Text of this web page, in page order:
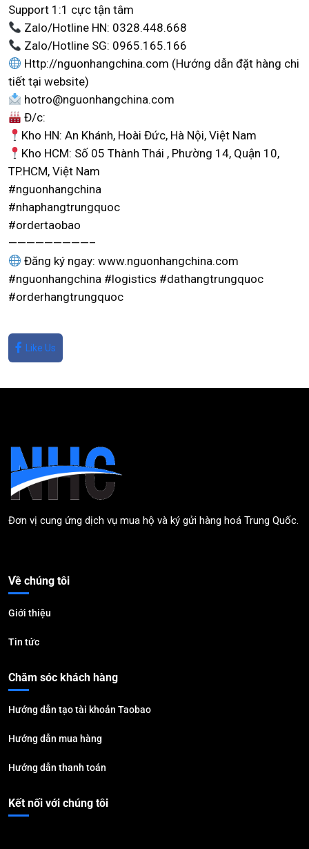
Support 1:1 cực tận tâm
Zalo/Hotline HN: 0328.448.668
Zalo/Hotline SG: 0965.165.166
Http://nguonhangchina.com (Hướng dẫn đặt hàng chi
tiết tại website)
hotro@nguonhangchina.com
Đ/c:
Kho HN: An Khánh, Hoài Đức, Hà Nội, Việt Nam
Kho HCM: Số 05 Thành Thái , Phường 14, Quận 10,
TP.HCM, Việt Nam
#nguonhangchina
#nhaphangtrungquoc
#ordertaobao
—————————–
Đăng ký ngay: www.nguonhangchina.com
#nguonhangchina #logistics #dathangtrungquoc
#orderhangtrungquoc
Like Us
Đơn vị cung ứng dịch vụ mua hộ và ký gửi hàng hoá Trung Quốc.
Về chúng tôi
Giới thiệu
Tin tức
Chăm sóc khách hàng
Hướng dẫn tạo tài khoản Taobao
Hướng dẫn mua hàng
Hướng dẫn thanh toán
Kết nối với chúng tôi